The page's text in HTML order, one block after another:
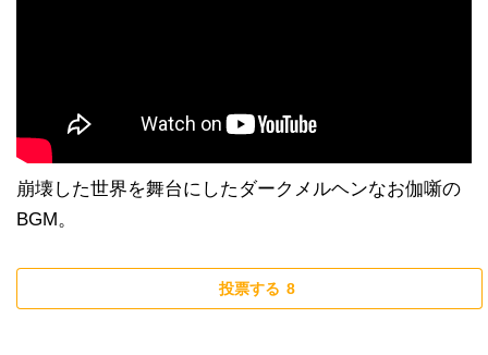
崩壊した世界を舞台にしたダークメルヘンなお伽噺の
BGM。
投票する 8